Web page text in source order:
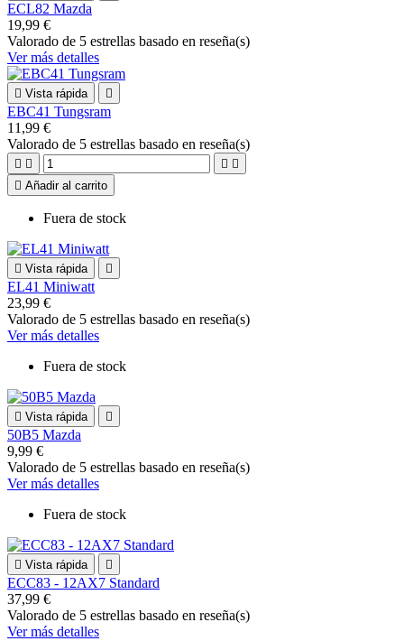
ECL82 Mazda
19,99 €
Valorado de 5 estrellas basado en reseña(s)
Ver más detalles
 Vista rápida 
EBC41 Tungsram
11,99 €
Valorado de 5 estrellas basado en reseña(s)
   
 Añadir al carrito
Fuera de stock
 Vista rápida 
EL41 Miniwatt
23,99 €
Valorado de 5 estrellas basado en reseña(s)
Ver más detalles
Fuera de stock
 Vista rápida 
50B5 Mazda
9,99 €
Valorado de 5 estrellas basado en reseña(s)
Ver más detalles
Fuera de stock
 Vista rápida 
ECC83 - 12AX7 Standard
37,99 €
Valorado de 5 estrellas basado en reseña(s)
Ver más detalles